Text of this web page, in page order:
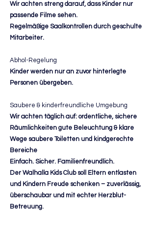
Wir achten streng darauf, dass Kinder nur
passende Filme sehen.
Regelmäßige Saalkontrollen durch geschulte
Mitarbeiter.
Abhol-Regelung
Kinder werden nur an zuvor hinterlegte
Personen übergeben.
Saubere & kinderfreundliche Umgebung
Wir achten täglich auf: ordentliche, sichere
Räumlichkeiten gute Beleuchtung & klare
Wege saubere Toiletten und kindgerechte
Bereiche
Einfach. Sicher. Familienfreundlich.
Der Walhalla Kids Club soll Eltern entlasten
und Kindern Freude schenken – zuverlässig,
überschaubar und mit echter Herzblut-
Betreuung.